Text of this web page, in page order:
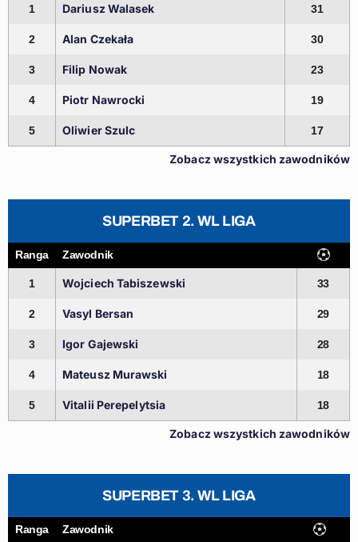
1 Dariusz Walasek 31
2 Alan Czekała 30
3 Filip Nowak 23
4 Piotr Nawrocki 19
5 Oliwier Szulc 17
Zobacz wszystkich zawodników
SUPERBET 2. WL LIGA
Ranga Zawodnik
1 Wojciech Tabiszewski 33
2 Vasyl Bersan 29
3 Igor Gajewski 28
4 Mateusz Murawski 18
5 Vitalii Perepelytsia 18
Zobacz wszystkich zawodników
SUPERBET 3. WL LIGA
Ranga Zawodnik